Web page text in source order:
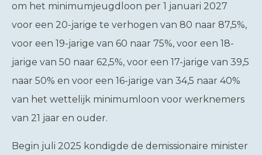
om het minimumjeugdloon per 1 januari 2027
voor een 20-jarige te verhogen van 80 naar 87,5%,
voor een 19-jarige van 60 naar 75%, voor een 18-
jarige van 50 naar 62,5%, voor een 17-jarige van 39,5
naar 50% en voor een 16-jarige van 34,5 naar 40%
van het wettelijk minimumloon voor werknemers
van 21 jaar en ouder.
Begin juli 2025 kondigde de demissionaire minister